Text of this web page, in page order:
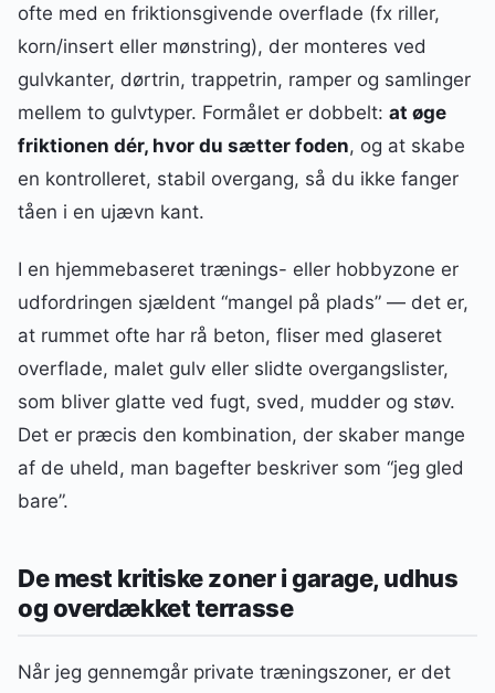
ofte med en friktionsgivende overflade (fx riller,
korn/insert eller mønstring), der monteres ved
gulvkanter, dørtrin, trappetrin, ramper og samlinger
mellem to gulvtyper. Formålet er dobbelt: at øge
friktionen dér, hvor du sætter foden, og at skabe
en kontrolleret, stabil overgang, så du ikke fanger
tåen i en ujævn kant.
I en hjemmebaseret trænings- eller hobbyzone er
udfordringen sjældent “mangel på plads” — det er,
at rummet ofte har rå beton, fliser med glaseret
overflade, malet gulv eller slidte overgangslister,
som bliver glatte ved fugt, sved, mudder og støv.
Det er præcis den kombination, der skaber mange
af de uheld, man bagefter beskriver som “jeg gled
bare”.
De mest kritiske zoner i garage, udhus
og overdækket terrasse
Når jeg gennemgår private træningszoner, er det